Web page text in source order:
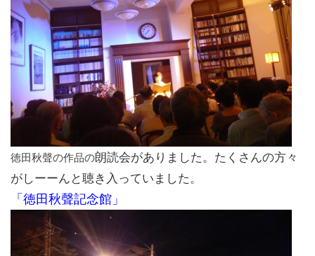
徳田秋聲の作品の朗読会がありました。たくさんの方々
がしーーんと聴き入っていました。
「 徳田秋聲記念館」